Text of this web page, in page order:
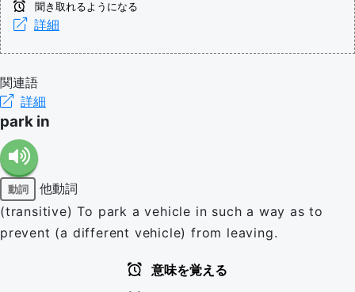
聞き取れるようになる
詳細
関連語
詳細
park in
動詞
他動詞
(transitive) To park a vehicle in such a way as to
prevent (a different vehicle) from leaving.
意味を覚える